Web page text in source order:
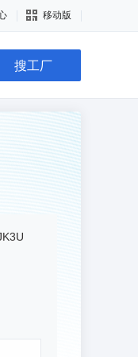
移动版
搜工厂